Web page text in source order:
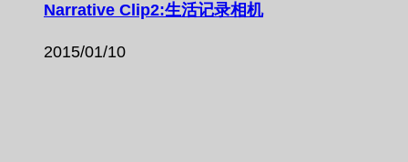
Narrative Clip2:生活记录相机
2015/01/10